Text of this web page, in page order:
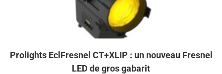
Prolights EclFresnel CT+XLIP : un nouveau Fresnel
LED de gros gabarit